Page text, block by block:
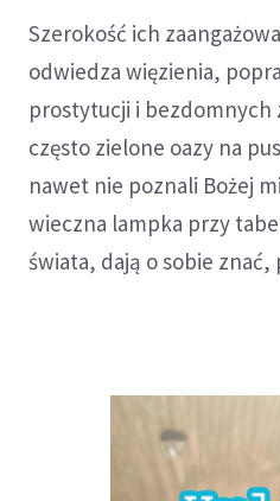
Szerokość ich
odwiedza więzienia,
prostytucji i bezdomnych
często zielone oazy na
nawet nie poznali Bożej
wieczna lampka przy
świata, dają o sobie